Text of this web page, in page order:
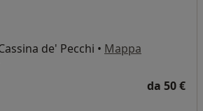
de' Pecchi • Mappa
da 50 €